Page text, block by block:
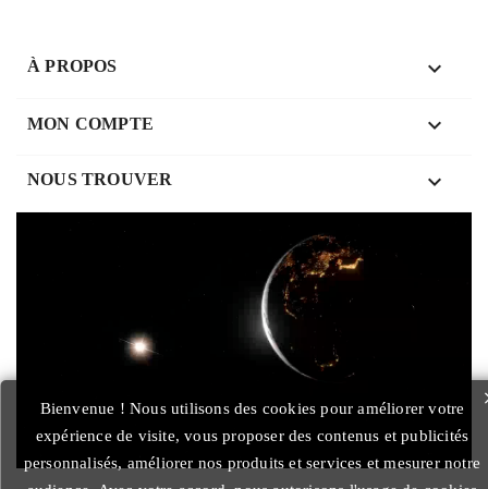
À PROPOS 
MON COMPTE 
NOUS TROUVER keyboard_arrow_down
Bienvenue ! Nous utilisons des cookies pour améliorer votre
expérience de visite, vous proposer des contenus et publicités
personnalisés, améliorer nos produits et services et mesurer notre